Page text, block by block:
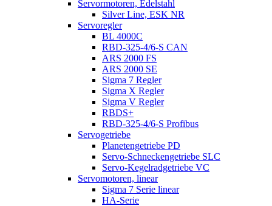
Servormotoren, Edelstahl
Silver Line, ESK NR
Servoregler
BL 4000C
RBD-325-4/6-S CAN
ARS 2000 FS
ARS 2000 SE
Sigma 7 Regler
Sigma X Regler
Sigma V Regler
RBDS+
RBD-325-4/6-S Profibus
Servogetriebe
Planetengetriebe PD
Servo-Schneckengetriebe SLC
Servo-Kegelradgetriebe VC
Servomotoren, linear
Sigma 7 Serie linear
HA-Serie